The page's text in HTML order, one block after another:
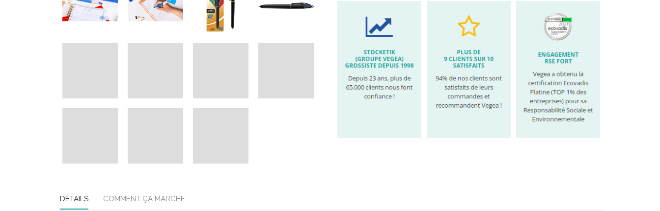
DÉTAILS COMMENT ÇA MARCHE